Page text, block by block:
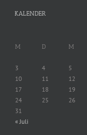
KALENDER
M D M
3
4 5
10
11 12
17
18 19
24
25 26
31
« Juli